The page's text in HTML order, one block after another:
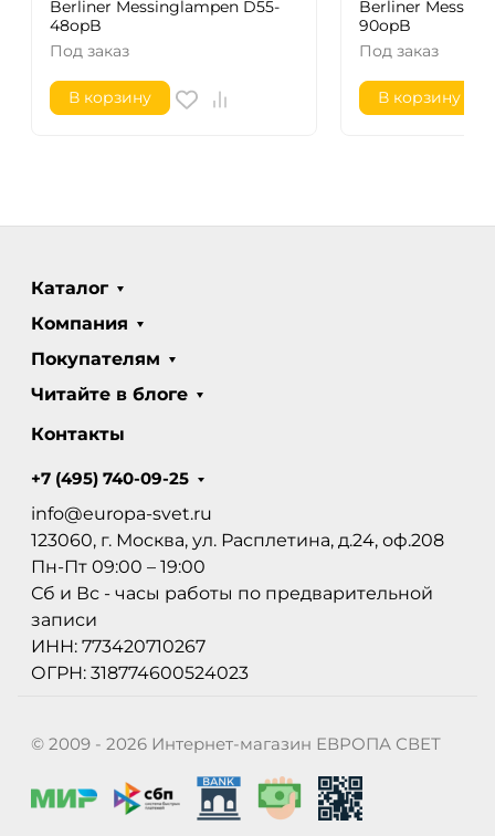
Berliner Messinglampen D55-
48opB
Под заказ
В корзину
Berliner
90opB
Под заказ
В корзину
Каталог
Компания
Покупателям
Читайте в блоге
Контакты
+7 (495) 740-09-25
info@europa-svet.ru
123060, г. Москва, ул. Расплетина, д.24, оф.208
Пн-Пт 09:00 – 19:00
Сб и Вс - часы работы по предварительной
записи
ИНН: 773420710267
ОГРН: 318774600524023
© 2009 - 2026 Интернет-магазин ЕВРОПА СВЕТ